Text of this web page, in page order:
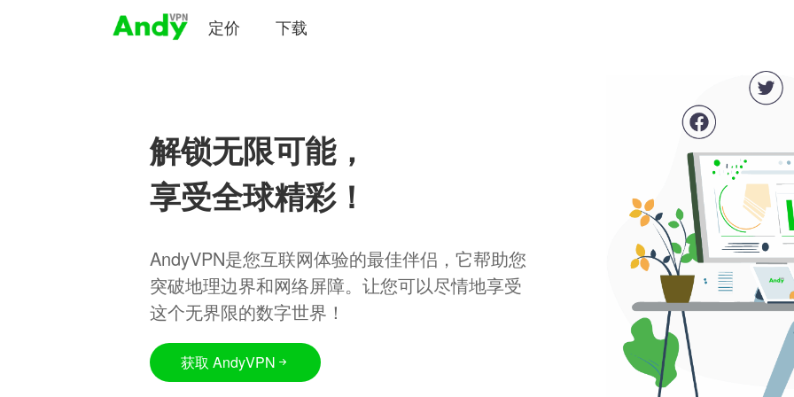
定价 下载
解锁无限可能，
享受全球精彩！
AndyVPN是您互联网体验的最佳伴侣，它帮助您
突破地理边界和网络屏障。让您可以尽情地享受
这个无界限的数字世界！
获取 AndyVPN